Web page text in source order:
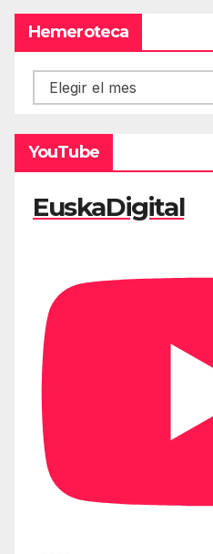
Hemeroteca
Hemeroteca
YouTube
EuskaDigital